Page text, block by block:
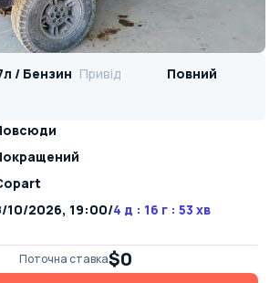
/ Бензин Привід
Повний
10/2026, 19:00/4 д : 16 г : 53 хв
Поточна ставка$0